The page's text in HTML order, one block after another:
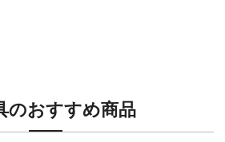
のおすすめ商品